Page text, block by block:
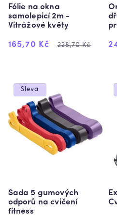
Fólie na okna
samolepicí 2m -
Vitrážové květy
Výprodejová
165,70 Kč
Běžná
228,70 Kč
Sleva
Sada 5 gumových
odporů na cvičení
fitness